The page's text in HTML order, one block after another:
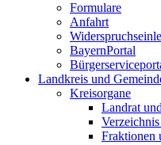
Formulare
Anfahrt
BayernPortal
Landkreis und
Kreisorgane
Landrat
Fraktionen